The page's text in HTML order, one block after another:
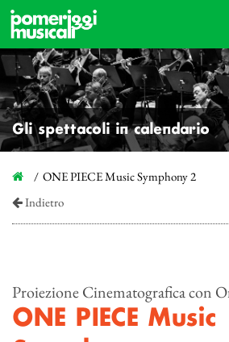
Gli spettacoli in calendario
ONE PIECE Music Symphony 2
Indietro
Proiezione Cinematografica con
ONE PIECE Music